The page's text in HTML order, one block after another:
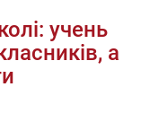
учень
а